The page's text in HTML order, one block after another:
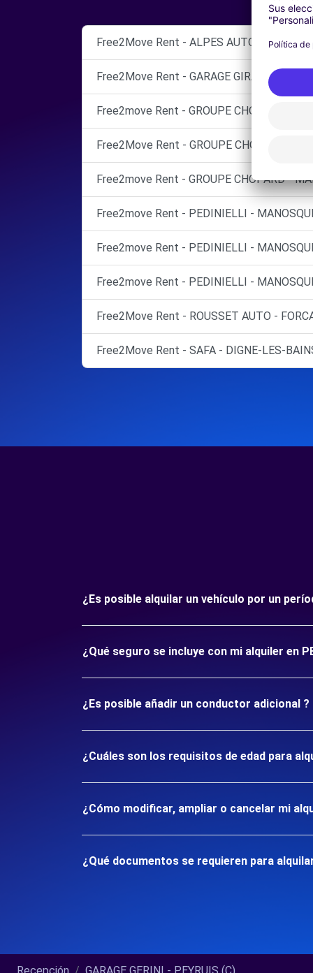
Free2Move Rent - ALPES AUTO SERVICE -
Free2Move Rent - GARAGE GIRARD SE -
Free2move Rent - GROUPE CHOPARD -
Free2Move Rent - GROUPE CHOPARD -
Free2move Rent - GROUPE CHOPARD -
Free2move Rent - PEDINIELLI -
Free2move Rent - PEDINIELLI -
Free2move Rent - PEDINIELLI -
Free2Move Rent - ROUSSET AUTO -
Free2Move Rent - SAFA - DIGNE-LES-
¿Es posible alquilar un vehículo por un
¿Qué seguro se incluye con mi alquiler en
¿Es posible añadir un conductor adicional ?
¿Cuáles son los requisitos de edad para
¿Cómo modificar, ampliar o cancelar mi
¿Qué documentos se requieren para